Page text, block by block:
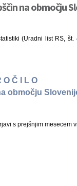
na območju
(Uradni list RS,
O Č I L O
območju
s prejšnjim mesecem